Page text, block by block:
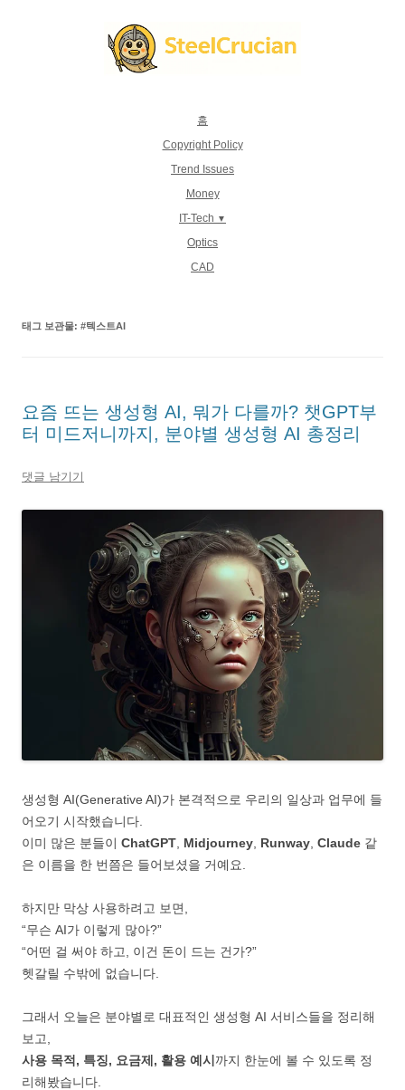
홈
Copyright Policy
Trend Issues
Money
IT-Tech
Optics
CAD
태그 보관물: #텍스트AI
요즘 뜨는 생성형 AI, 뭐가 다를까? 챗GPT부
터 미드저니까지, 분야별 생성형 AI 총정리
댓글 남기기
생성형 AI(Generative AI)가 본격적으로 우리의 일상과 업무에 들
어오기 시작했습니다.
이미 많은 분들이 ChatGPT Midjourney Runway Claude 같
은 이름을 한 번쯤은 들어보셨을 거예요.
하지만 막상 사용하려고 보면,
“무슨 AI가 이렇게 많아?”
“어떤 걸 써야 하고, 이건 돈이 드는 건가?”
헷갈릴 수밖에 없습니다.
그래서 오늘은 분야별로 대표적인 생성형 AI 서비스들을 정리해
보고,
사용 목적, 특징, 요금제, 활용 예시 까지 한눈에 볼 수 있도록 정
리해봤습니다.